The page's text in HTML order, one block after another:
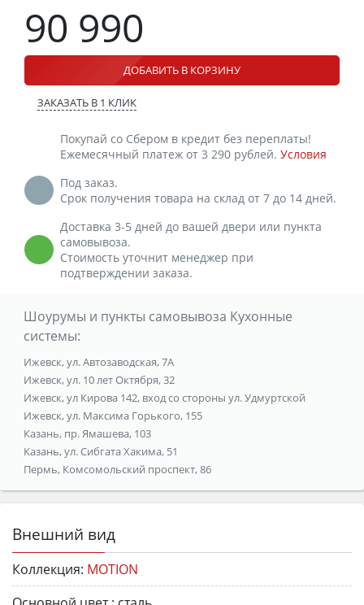
90 990
ДОБАВИТЬ В КОРЗИНУ
ЗАКАЗАТЬ В 1 КЛИК
Покупай со Сбером в кредит без переплаты!
Ежемесячный платеж от 3 290 рублей. Условия
Под заказ.
Срок получения товара на склад от 7 до 14 дней.
Доставка 3-5 дней до вашей двери или пункта
самовывоза.
Стоимость уточнит менеджер при
подтверждении заказа.
Шоурумы и пункты самовывоза Кухонные
системы:
Ижевск, ул. Автозаводская, 7А
Ижевск, ул. 10 лет Октября, 32
Ижевск, ул Кирова 142, вход со стороны ул. Удмуртской
Ижевск, ул. Максима Горького, 155
Казань, пр. Ямашева, 103
Казань, ул. Сибгата Хакима, 51
Пермь, Комсомольский проспект, 86
Внешний вид
Коллекция: MOTION